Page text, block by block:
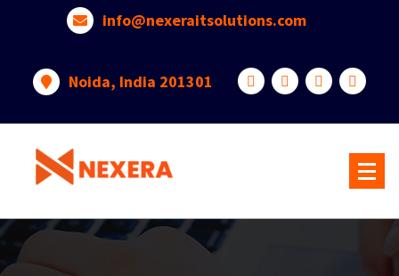
info@nexeraitsolutions.com
Noida, India 201301